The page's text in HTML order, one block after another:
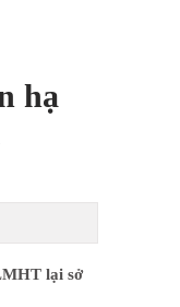
hạ
lại sở